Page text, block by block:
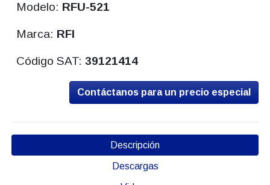
Modelo: RFU-521
Marca: RFI
Código SAT:39121414
Contáctanos para un precio especial
Descripción
Descargas